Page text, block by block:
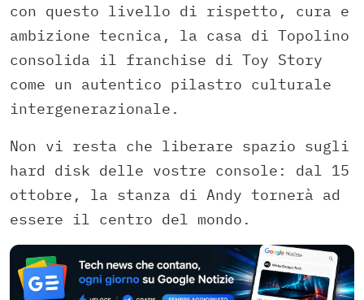
con questo livello di rispetto, cura e
ambizione tecnica, la casa di Topolino
consolida il franchise di Toy Story
come un autentico pilastro culturale
intergenerazionale.
Non vi resta che liberare spazio sugli
hard disk delle vostre console: dal 15
ottobre, la stanza di Andy tornerà ad
essere il centro del mondo.